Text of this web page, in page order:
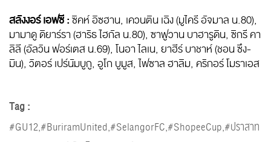
สลังงอร์ เอฟซี :ซิคห์ อิซฮาน, เควนติน เฉิง (มูไครี อัจมาล น.80),
มามาดู ดิยาร์รา (ฮาริธ ไฮกัล น.80), ซาฟูวาน บาฮารูดิน, ซิกรี คา
ลิลี (อัลวิน ฟอร์เตส น.69), โนอา ไลเน, ยาฮีร์ บาชาห์ (ชอน ซึง-
มิน), วิตอร์ เปร์นัมบูกู, อูโก บูมูส, ไฟซาล ฮาลิม, คริกอร์ โมราเอส
Tag :
#GU12,#BuriramUnited,#SelangorFC,#ShopeeCup,#ปราสาท